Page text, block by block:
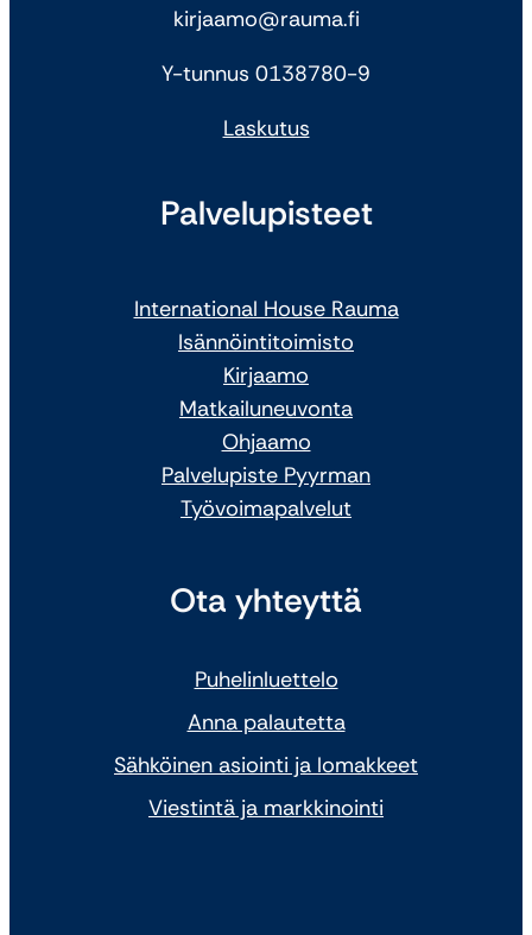
kirjaamo@rauma.fi
Y-tunnus 0138780-9
Laskutus
Palvelupisteet
International House Rauma
Isännöintitoimisto
Kirjaamo
Matkailuneuvonta
Ohjaamo
Palvelupiste Pyyrman
Työvoimapalvelut
Ota yhteyttä
Puhelinluettelo
Anna palautetta
Sähköinen asiointi ja lomakkeet
Viestintä ja markkinointi